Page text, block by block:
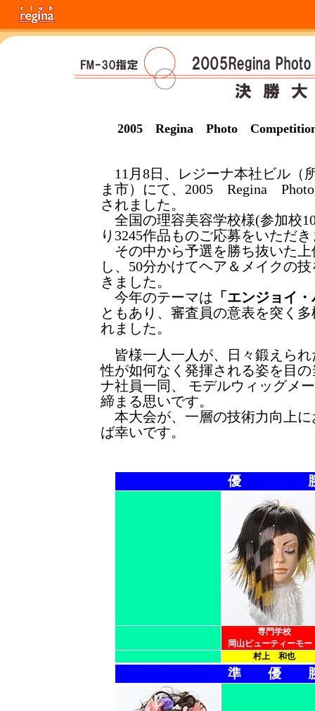
2005 Regina Photo
11月8日、レジーナ本社ビル（
ま市）にて、2005 Regina
されました。
全国の理容美容学校様(参加校
り3245作品ものご応募をいただ
その中から予選を勝ち抜いた上
し、50分かけてヘア＆メイクの
きました。
今年のテーマは 「エンジョイ
ともあり、審査員の意表を突く
れました。
皆様一人一人が、日々鍛えられ
性が如何なく発揮される姿を目
ナ社員一同、 モデルウィッグメ
締まる思いです。
本大会が、一層の技術力向上に
ば幸いです。
優
専門学校
岡山ビューティーモー
村上 和也
準 優